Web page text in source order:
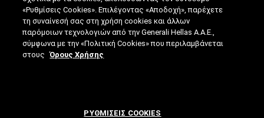
ΕΠΙΣΤΗΜΗ
ΒΕΛΤΊΩΣΗ ΜΝΉΜΗΣ: ΕΠΙΣΤΗΜΟΝΙΚΈΣ
ΜΈΘΟΔΟΙ ΓΙΑ ΔΥΝΑΤΌ ΜΥΑΛΌ
«Ρυθμίσεις Cookies». Επιλέγοντας «Αποδοχή», παρέχετε
τη συναίνεσή σας στη χρήση cookies και άλλων
παρόμοιων τεχνολογιών από την Generali Hellas A.A.E.,
σύμφωνα με την «Πολιτική Cookies» που περιλαμβάνεται
στους
Όρους Χρήσης
ΡΥΘΜΙΣΕΙΣ COOKIES